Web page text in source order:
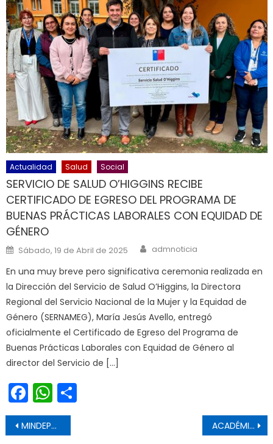
Actualidad Salud Social
SERVICIO DE SALUD O’HIGGINS RECIBE
CERTIFICADO DE EGRESO DEL PROGRAMA DE
BUENAS PRÁCTICAS LABORALES CON EQUIDAD DE
GÉNERO
Posted on
Sábado, 19 de Abril de 2025 Author
admnoticia
En una muy breve pero significativa ceremonia realizada en
la Dirección del Servicio de Salud O’Higgins, la Directora
Regional del Servicio Nacional de la Mujer y la Equidad de
Género (SERNAMEG), María Jesús Avello, entregó
oficialmente el Certificado de Egreso del Programa de
Buenas Prácticas Laborales con Equidad de Género al
director del Servicio de […]
Facebook
WhatsApp
Navegación de entradas
MINDEP-IND Y SENAME DEL MAULE LANZARON SUS TALLERES PARA EL AÑO 2023 ACADÉMICAS UTALCA PARTICIPAN EN LIBRO SOBRE DERECHO SANITARIO DE LA TERCERA EDAD